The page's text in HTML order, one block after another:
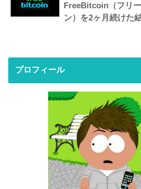
FreeBitcoin（フリ
ン）を2ヶ月続けた
プロフィール